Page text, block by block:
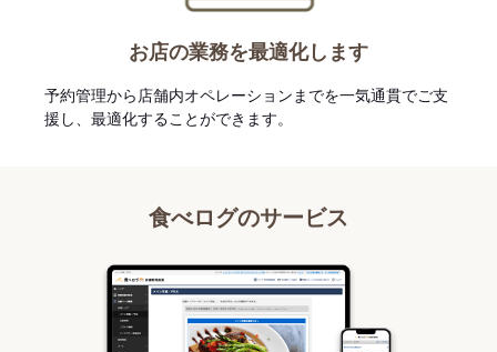
お店の業務を最適化します
予約管理から店舗内オペレーションまでを一気通貫でご支
援し、最適化することができます。
食べログのサービス